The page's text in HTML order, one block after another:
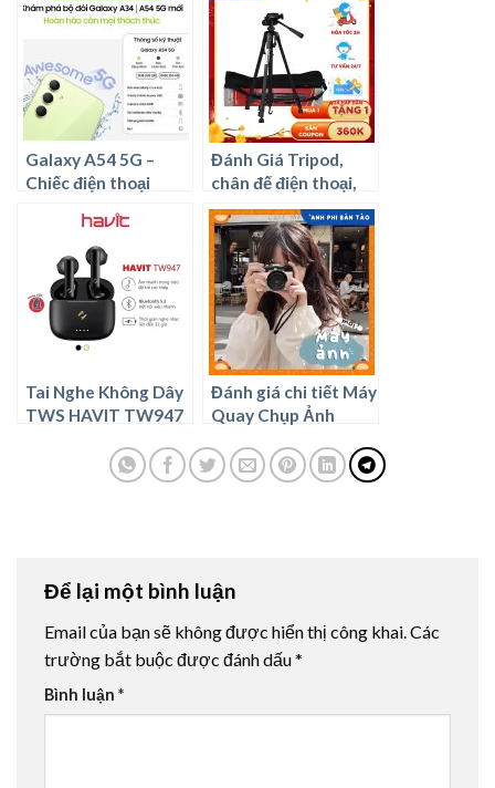
Galaxy A54 5G –
Chiếc điện thoại
Đánh Giá Tripod,
chân đế điện thoại,
máy ảnh tốt nhất
hiện nay.
Tai Nghe Không Dây
TWS HAVIT TW947
Cực Thấp, Thời Gian
Nghe 32 Giờ – Có
Đánh giá chi tiết Máy
Quay Chụp Ảnh
Hình Ảnh 4K PRO
Để lại một bình luận
Email của bạn sẽ không được hiển thị công khai.Các
trường bắt buộc được đánh dấu*
Bình luận *